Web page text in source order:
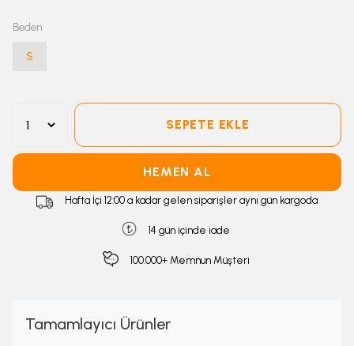
Beden
S
SEPETE EKLE
HEMEN AL
Hafta İçi 12:00 a kadar gelen siparişler aynı gün kargoda
14 gün içinde iade
100.000+ Memnun Müşteri
Tamamlayıcı Ürünler